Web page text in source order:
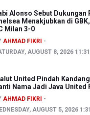
Alonso Sebut Dukungan
Menakjubkan di
Milan 3-0
AHMAD FIKRI
AUGUST 8, 2026
United Pindah
Nama Jadi Java United
AHMAD FIKRI
AUGUST 5, 2026